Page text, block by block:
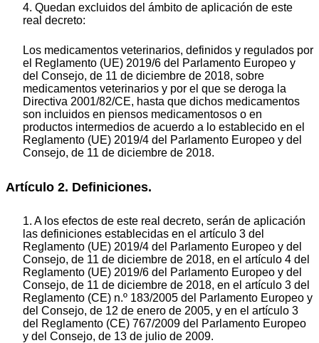
4. Quedan excluidos del ámbito de aplicación de este
real decreto:
Los medicamentos veterinarios, definidos y regulados por
el Reglamento (UE) 2019/6 del Parlamento Europeo y
del Consejo, de 11 de diciembre de 2018, sobre
medicamentos veterinarios y por el que se deroga la
Directiva 2001/82/CE, hasta que dichos medicamentos
son incluidos en piensos medicamentosos o en
productos intermedios de acuerdo a lo establecido en el
Reglamento (UE) 2019/4 del Parlamento Europeo y del
Consejo, de 11 de diciembre de 2018.
Artículo 2. Definiciones.
1. A los efectos de este real decreto, serán de aplicación
las definiciones establecidas en el artículo 3 del
Reglamento (UE) 2019/4 del Parlamento Europeo y del
Consejo, de 11 de diciembre de 2018, en el artículo 4 del
Reglamento (UE) 2019/6 del Parlamento Europeo y del
Consejo, de 11 de diciembre de 2018, en el artículo 3 del
Reglamento (CE) n.º 183/2005 del Parlamento Europeo y
del Consejo, de 12 de enero de 2005, y en el artículo 3
del Reglamento (CE) 767/2009 del Parlamento Europeo
y del Consejo, de 13 de julio de 2009.